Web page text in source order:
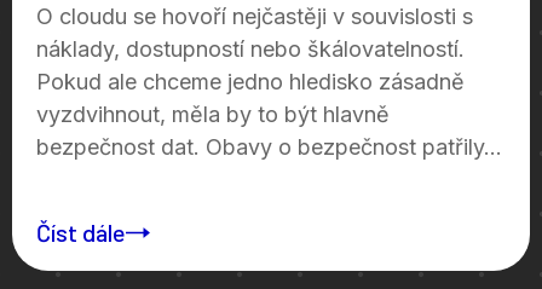
O cloudu se hovoří nejčastěji v souvislosti s
náklady, dostupností nebo škálovatelností.
Pokud ale chceme jedno hledisko zásadně
vyzdvihnout, měla by to být hlavně
bezpečnost dat. Obavy o bezpečnost patřily...
Číst dále